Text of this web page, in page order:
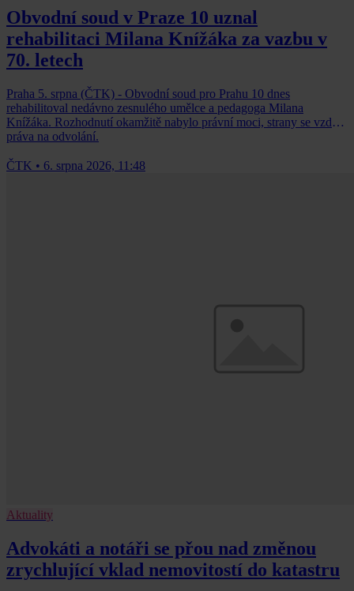
Obvodní soud v Praze 10 uznal
rehabilitaci Milana Knížáka za vazbu v
70. letech
Praha 5. srpna (ČTK) - Obvodní soud pro Prahu 10 dnes
rehabilitoval nedávno zesnulého umělce a pedagoga Milana
Knížáka. Rozhodnutí okamžitě nabylo právní moci, strany se vzdaly
práva na odvolání.
ČTK • 6. srpna 2026, 11:48
Aktuality
Advokáti a notáři se přou nad změnou
zrychlující vklad nemovitostí do katastru